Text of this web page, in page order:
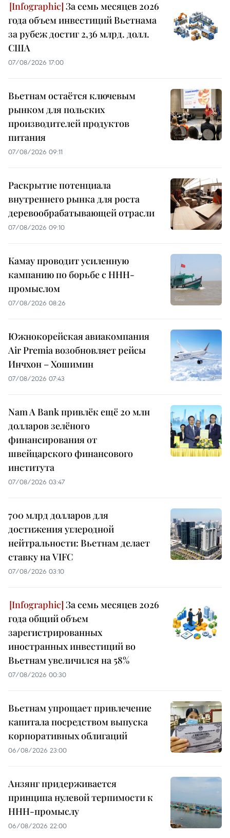
За семь месяцев 2026
года объем инвестиций Вьетнама
за рубеж достиг 2,36 млрд. долл.
США
07/08/2026 17:00
Вьетнам остаётся ключевым
рынком для польских
производителей продуктов
питания
07/08/2026 09:11
Раскрытие потенциала
внутреннего рынка для роста
деревообрабатывающей отрасли
07/08/2026 09:10
Камау проводит усиленную
кампанию по борьбе с ННН-
промыслом
07/08/2026 08:26
Южнокорейская авиакомпания
Air Premia возобновляет рейсы
Инчхон – Хошимин
07/08/2026 07:43
Nam A Bank привлёк ещё 20 млн
долларов зелёного
финансирования от
швейцарского финансового
института
07/08/2026 03:47
700 млрд долларов для
достижения углеродной
нейтральности: Вьетнам делает
ставку на VIFC
07/08/2026 03:10
За семь месяцев 2026
года общий объем
зарегистрированных
иностранных инвестиций во
Вьетнам увеличился на 58%
07/08/2026 00:30
Вьетнам упрощает привлечение
капитала посредством выпуска
корпоративных облигаций
06/08/2026 23:00
Анзянг придерживается
принципа нулевой терпимости к
ННН-промыслу
06/08/2026 22:00